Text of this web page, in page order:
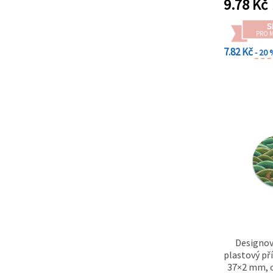
9.78 Kč
PRO
7.82 Kč- 20
plastový
37×2 mm,